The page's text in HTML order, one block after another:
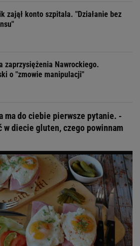
zajął konto szpitala. "Działanie bez
zaprzysiężenia Nawrockiego.
o "zmowie manipulacji"
ma do ciebie pierwsze pytanie. -
diecie gluten, czego powinnam